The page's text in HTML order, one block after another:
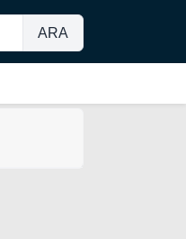
ARA